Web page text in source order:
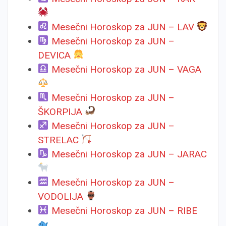
Mesečni Horoskop za JUN – LAV
Mesečni Horoskop za JUN –
DEVICA
Mesečni Horoskop za JUN – VAGA
Mesečni Horoskop za JUN –
ŠKORPIJA
Mesečni Horoskop za JUN –
STRELAC
Mesečni Horoskop za JUN – JARAC
Mesečni Horoskop za JUN –
VODOLIJA
Mesečni Horoskop za JUN – RIBE